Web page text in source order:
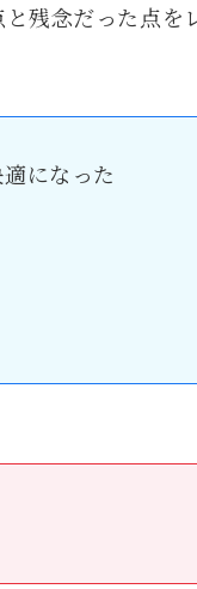
残念だった点を
になった